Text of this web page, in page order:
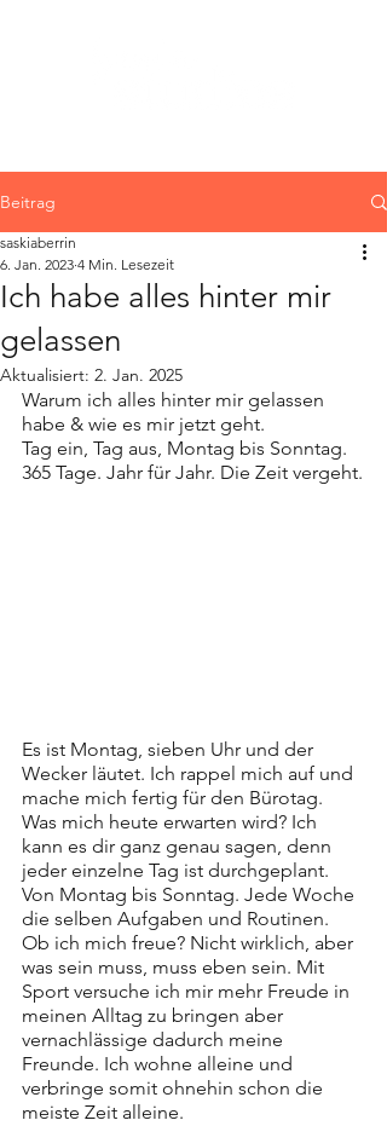
Beitrag
Ich habe alles hinter mir
gelassen
saskiaberrin
6. Jan. 2023 4 Min. Lesezeit
Aktualisiert: 2. Jan. 2025
Warum ich alles hinter mir gelassen
habe & wie es mir jetzt geht.
Tag ein, Tag aus, Montag bis Sonntag.
365 Tage. Jahr für Jahr. Die Zeit vergeht.
Es ist Montag, sieben Uhr und der
Wecker läutet. Ich rappel mich auf und
mache mich fertig für den Bürotag.
Was mich heute erwarten wird? Ich
kann es dir ganz genau sagen, denn
jeder einzelne Tag ist durchgeplant.
Von Montag bis Sonntag. Jede Woche
die selben Aufgaben und Routinen.
Ob ich mich freue? Nicht wirklich, aber
was sein muss, muss eben sein. Mit
Sport versuche ich mir mehr Freude in
meinen Alltag zu bringen aber
vernachlässige dadurch meine
Freunde. Ich wohne alleine und
verbringe somit ohnehin schon die
meiste Zeit alleine.